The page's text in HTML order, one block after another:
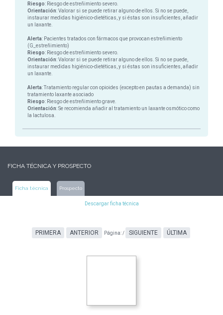
Riesgo: Riesgo de estreñimiento severo.
Orientación: Valorar si se puede retirar alguno de ellos. Si no se puede,
instaurar medidas higiénico-dietéticas, y si éstas son insuficientes, añadir
un laxante.
Alerta: Pacientes tratados con fármacos que provocan estreñimiento
(G_estreñimiento)
Riesgo: Riesgo de estreñimiento severo.
Orientación: Valorar si se puede retirar alguno de ellos. Si no se puede,
instaurar medidas higiénico-dietéticas, y si éstas son insuficientes, añadir
un laxante.
Alerta: Tratamiento regular con opioides (excepto en pautas a demanda) sin
tratamiento laxante asociado
Riesgo: Riesgo de estreñimiento grave.
Orientación: Se recomienda añadir al tratamiento un laxante osmótico como
la lactulosa.
FICHA TÉCNICA Y PROSPECTO
Ficha técnica Prospecto
Descargar ficha técnica
PRIMERA ANTERIOR Página:/ SIGUIENTE ÚLTIMA